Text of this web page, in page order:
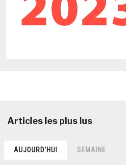
AUJOURD’HUI SEMAINE